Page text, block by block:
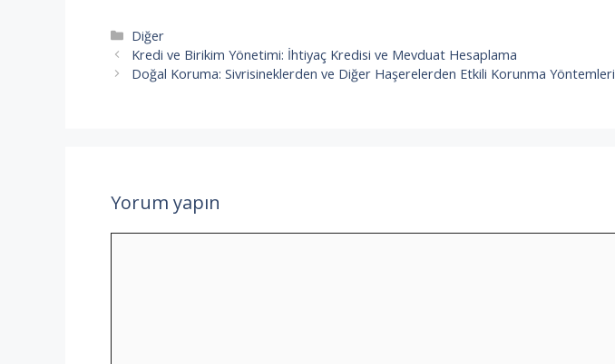
Kategoriler
Diğer
Kredi ve Birikim Yönetimi: İhtiyaç Kredisi ve Mevduat Hesaplama
Doğal Koruma: Sivrisineklerden ve Diğer Haşerelerden Etkili Korunma Yöntemleri
Yorum yapın